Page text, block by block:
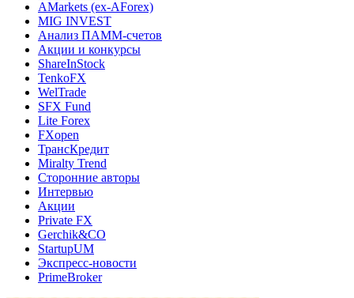
AMarkets (ex-AForex)
MIG INVEST
Анализ ПАММ-счетов
Акции и конкурсы
ShareInStock
TenkoFX
WelTrade
SFX Fund
Lite Forex
FXopen
ТрансКредит
Miralty Trend
Сторонние авторы
Интервью
Акции
Private FX
Gerchik&CO
StartupUM
Экспресс-новости
PrimeBroker